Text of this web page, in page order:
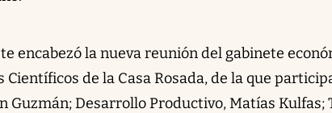
encabezó la nueva reunión del gabinete
Científicos de la Casa Rosada, de la que
Guzmán; Desarrollo Productivo, Matías Kulfas;